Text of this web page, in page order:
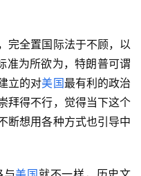
完全置国际法于不顾，以
准为所欲为，特朗普可谓
立的对美国最有利的政治
拜得不行，觉得当下这个
断想用各种方式也引导中